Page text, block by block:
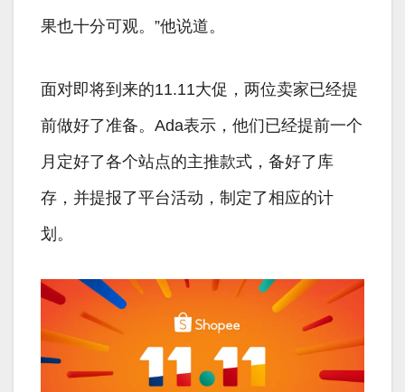
果也十分可观。”他说道。
面对即将到来的11.11大促，两位卖家已经提
前做好了准备。Ada表示，他们已经提前一个
月定好了各个站点的主推款式，备好了库
存，并提报了平台活动，制定了相应的计
划。